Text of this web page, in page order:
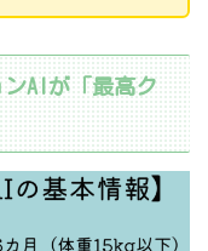
AIが「最高ク